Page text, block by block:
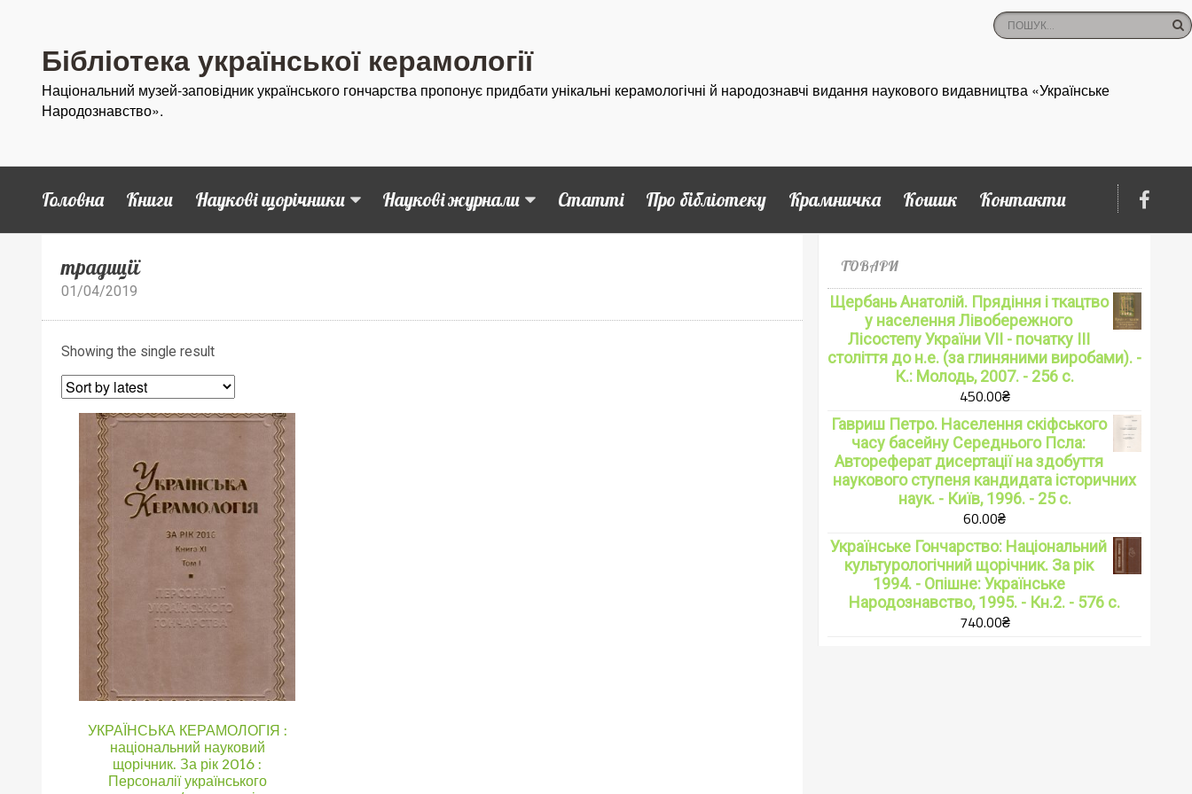
Бібліотека української керамології
Національний музей-заповідник українського гончарства пропонує придбати унікальні керамологічні й народознавчі видання наукового видавництва «Українське
Народознавство».
Головна Книги Наукові щорічники Наукові журнали Статті Про бібліотеку Крамничка Кошик Контакти
традиції
01/04/2019
Showing the single result
УКРАЇНСЬКА КЕРАМОЛОГІЯ :
національний науковий
щорічник. За рік 2016 :
Персоналії українського
ТОВАРИ
Щербань Анатолій. Прядіння і ткацтво
у населення Лівобережного
Лісостепу України VII - початку ІІІ
століття до н.е. (за глиняними виробами). -
К.: Молодь, 2007. - 256 с.
450.00₴
Гавриш Петро. Населення скіфського
часу басейну Середнього Псла:
Автореферат дисертації на здобуття
наукового ступеня кандидата історичних
наук. - Київ, 1996. - 25 с.
60.00₴
Українське Гончарство: Національний
культурологічний щорічник. За рік
1994. - Опішне: Українське
Народознавство, 1995. - Кн.2. - 576 с.
740.00₴